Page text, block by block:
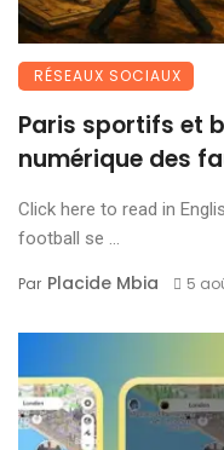
RÉSEAUX SOCIAUX
Paris sportifs et
numérique des
Click here to read in
football se ...
Par Placide Mbia 5